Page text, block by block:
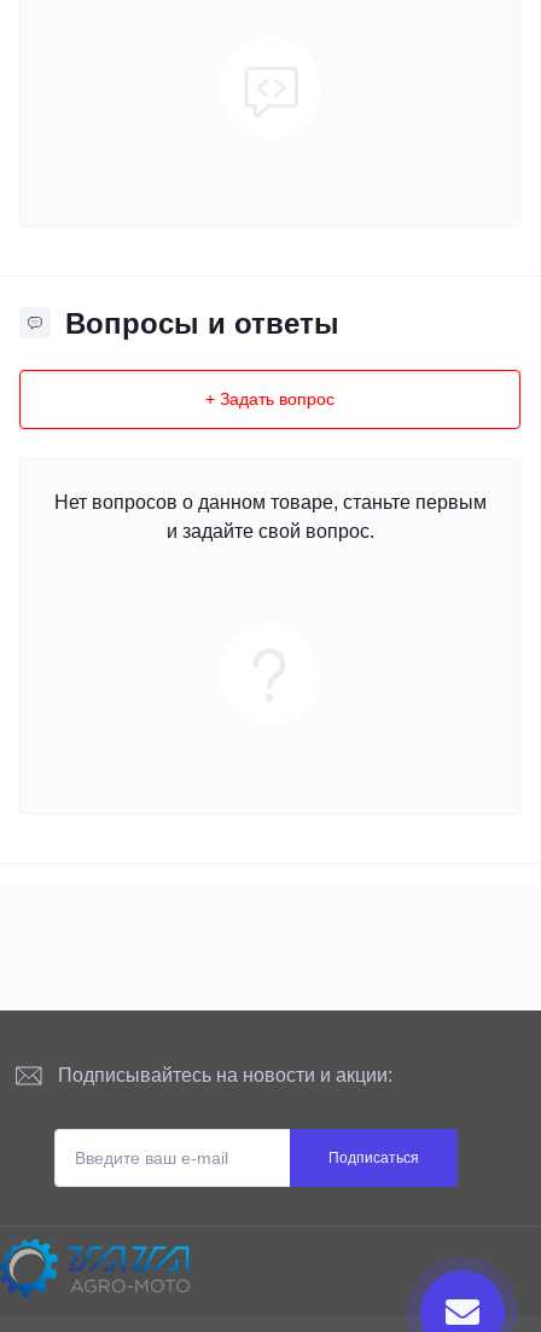
Вопросы и ответы
+ Задать вопрос
Нет вопросов о данном товаре, станьте первым
и задайте свой вопрос.
Подписывайтесь на новости и акции:
Подписаться